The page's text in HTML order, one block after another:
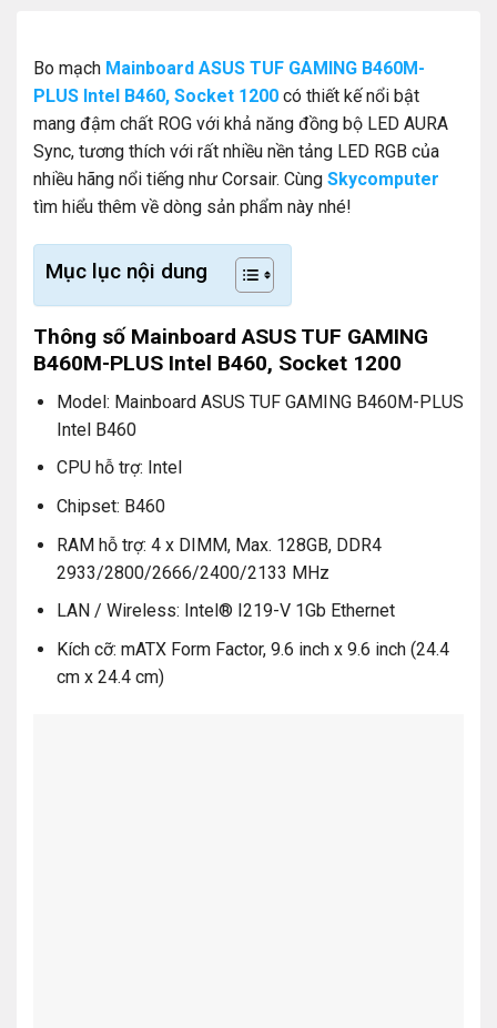
Bo mạch Mainboard ASUS TUF GAMING B460M-
PLUS Intel B460, Socket 1200 có thiết kế nổi bật
mang đậm chất ROG với khả năng đồng bộ LED AURA
Sync, tương thích với rất nhiều nền tảng LED RGB của
nhiều hãng nổi tiếng như Corsair. Cùng Skycomputer
tìm hiểu thêm về dòng sản phẩm này nhé!
Mục lục nội dung
Thông số Mainboard ASUS TUF GAMING
B460M-PLUS Intel B460, Socket 1200
Model: Mainboard ASUS TUF GAMING B460M-PLUS
Intel B460
CPU hỗ trợ: Intel
Chipset: B460
RAM hỗ trợ: 4 x DIMM, Max. 128GB, DDR4
2933/2800/2666/2400/2133 MHz
LAN / Wireless: Intel® I219-V 1Gb Ethernet
Kích cỡ: mATX Form Factor, 9.6 inch x 9.6 inch (24.4
cm x 24.4 cm)